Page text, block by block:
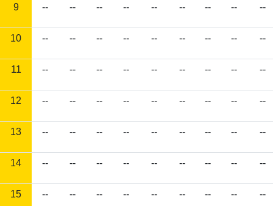
9 -- -- -- -- -- -- -- -- --
10 -- -- -- -- -- -- -- -- --
11 -- -- -- -- -- -- -- -- --
12 -- -- -- -- -- -- -- -- --
13 -- -- -- -- -- -- -- -- --
14 -- -- -- -- -- -- -- -- --
15 -- -- -- -- -- -- -- -- --